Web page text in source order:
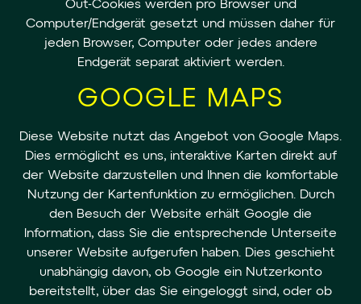
Out-Cookies werden pro Browser und
Computer/Endgerät gesetzt und müssen daher für
jeden Browser, Computer oder jedes andere
Endgerät separat aktiviert werden.
GOOGLE MAPS
Diese Website nutzt das Angebot von Google Maps.
Dies ermöglicht es uns, interaktive Karten direkt auf
der Website darzustellen und Ihnen die komfortable
Nutzung der Kartenfunktion zu ermöglichen. Durch
den Besuch der Website erhält Google die
Information, dass Sie die entsprechende Unterseite
unserer Website aufgerufen haben. Dies geschieht
unabhängig davon, ob Google ein Nutzerkonto
bereitstellt, über das Sie eingeloggt sind, oder ob